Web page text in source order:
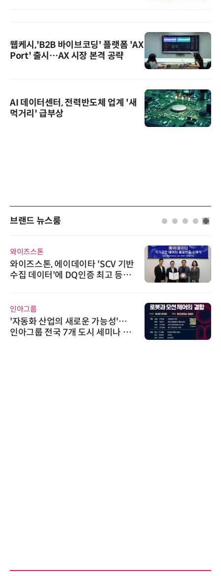
웹케시,'B2B 바이브코딩' 플랫폼 'AX
Port' 출시…AX 시장 본격 공략
AI 데이터센터, 전력반도체 업계 '새
먹거리' 급부상
브랜드 뉴스룸
와이즈스톤
와이즈스톤, 에이데이타 'SCV 기반
수집 데이터'에 DQ인증 최고 등급
인아그룹
'자동화 산업의 새로운 가능성'…
인아그룹 전국 7개 도시 세미나 페